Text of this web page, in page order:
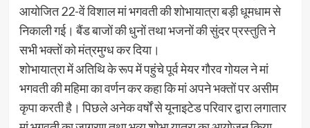
आयोजित 22-वें विशाल मां भगवती की शोभायात्रा बड़ी धूमधाम से
निकाली गई। बैंड बाजों की धुनों तथा भजनों की सुंदर प्रस्तुति ने
सभी भक्तों को मंत्रमुग्ध कर दिया।
शोभायात्रा में अतिथि के रूप में पहुंचे पूर्व मेयर गौरव गोयल ने मां
भगवती की महिमा का वर्णन कर कहा कि मां अपने भक्तों पर असीम
कृपा करती है। पिछले अनेक वर्षों से यूनाइटेड परिवार द्वारा लगातार